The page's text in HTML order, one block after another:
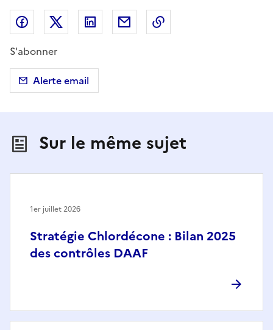
Partager sur Facebook
Partager sur X (anciennement Twitter)
Partager sur LinkedIn
Partager par email
S'abonner
Alerte email
Sur le même sujet
Stratégie Chlordécone : Bilan 2025
des contrôles DAAF
1er juillet 2026